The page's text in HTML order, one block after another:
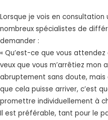
Lorsque je vois en
nombreux spécialistes de
demander :
« Qu’est-ce que vous attendez
veux que vous m’arrêtiez mon
abruptement sans doute, mais
que cela puisse arriver, c’est
promettre individuellement à
Il est préférable, tant pour le